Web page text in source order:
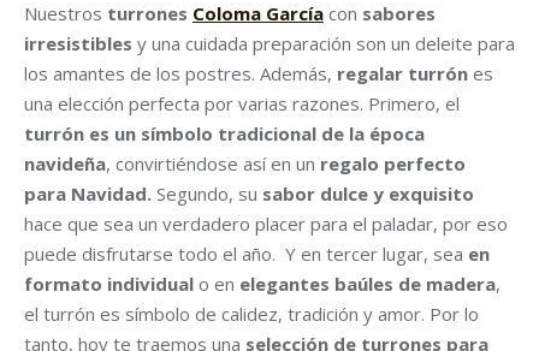
Nuestros turrones Coloma García con sabores
irresistibles y una cuidada preparación son un deleite para
los amantes de los postres. Además, regalar turrón es
una elección perfecta por varias razones. Primero, el
turrón es un símbolo tradicional de la época
navideña, convirtiéndose así en un regalo perfecto
para Navidad. Segundo, su sabor dulce y exquisito
hace que sea un verdadero placer para el paladar, por eso
puede disfrutarse todo el año. Y en tercer lugar, sea en
formato individual o en elegantes baúles de madera,
el turrón es símbolo de calidez, tradición y amor. Por lo
tanto, hoy te traemos una selección de turrones para